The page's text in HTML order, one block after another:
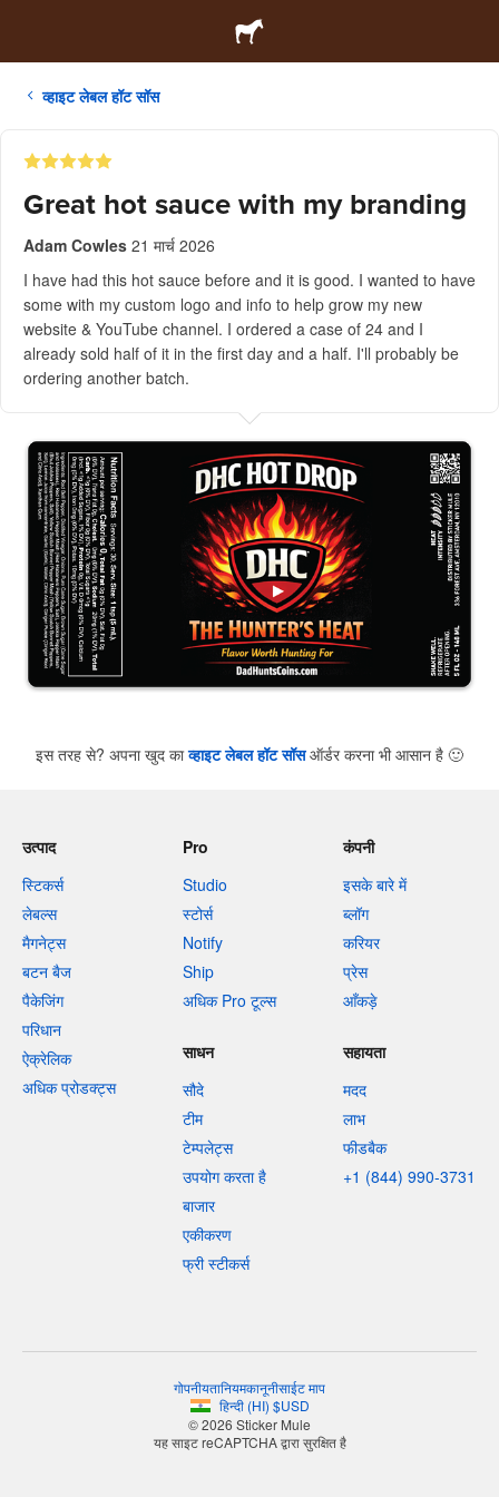
व्हाइट लेबल हॉट सॉस
Great hot sauce with my branding
Adam Cowles 21 मार्च 2026
I have had this hot sauce before and it is good. I wanted to have
some with my custom logo and info to help grow my new
website & YouTube channel. I ordered a case of 24 and I
already sold half of it in the first day and a half. I'll probably be
ordering another batch.
इस तरह से? अपना खुद काव्हाइट लेबल हॉट सॉसऑर्डर करना भी आसान है 🙂
उत्पाद
स्टिकर्स
लेबल्स
मैगनेट्स
बटन बैज
पैकेजिंग
परिधान
ऐक्रेलिक
अधिक प्रोडक्ट्स
Pro
Studio
स्टोर्स
Notify
Ship
अधिक Pro टूल्स
कंपनी
इसके बारे में
ब्लॉग
करियर
प्रेस
आँकड़े
साधन
सौदे
टीम
टेम्पलेट्स
उपयोग करता है
बाजार
एकीकरण
फ्री स्टीकर्स
सहायता
मदद
लाभ
फीडबैक
+1 (844) 990-3731
गोपनीयतानियमकानूनीसाईट माप
हिन्दी(HI) $USD
© 2026 Sticker Mule
यह साइट reCAPTCHA द्वारा सुरक्षित है